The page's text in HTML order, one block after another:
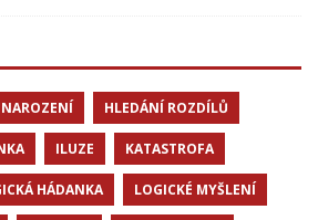
HLEDÁNÍ ROZDÍLŮ
ILUZE KATASTROFA
HÁDANKA LOGICKÉ MYŠLENÍ